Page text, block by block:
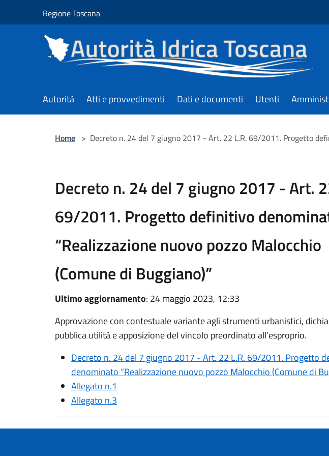
Regione Toscana
Autorità Atti e provvedimenti Dati e documenti Utenti
Home > Decreto n. 24 del 7 giugno 2017 - Art. 22 L.R. 69/2011. Progetto
Decreto n. 24 del 7 giugno 2017 - Art.
69/2011. Progetto definitivo
“Realizzazione nuovo pozzo Malocchio
(Comune di Buggiano)”
Ultimo aggiornamento: 24 maggio 2023, 12:33
Approvazione con contestuale variante agli strumenti urbanistici,
pubblica utilità e apposizione del vincolo preordinato all’esproprio.
Decreto n. 24 del 7 giugno 2017 - Art. 22 L.R. 69/2011. Progetto
denominato “Realizzazione nuovo pozzo Malocchio (Comune di
Allegato n.1
Allegato n.3